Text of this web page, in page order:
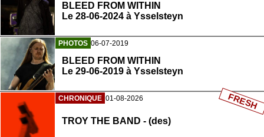
BLEED FROM WITHIN
Le 28-06-2024 à Ysselsteyn
PHOTOS 06-07-2019
BLEED FROM WITHIN
Le 29-06-2019 à Ysselsteyn
CHRONIQUE 01-08-2026
TROY THE BAND - (des)
FRESH